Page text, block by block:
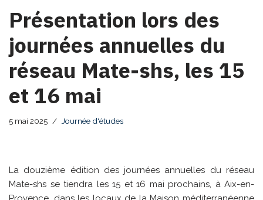
Présentation lors des
journées annuelles du
réseau Mate-shs, les 15
et 16 mai
5 mai 2025 Journée d'études
La douzième édition des journées annuelles du réseau
Mate-shs se tiendra les 15 et 16 mai prochains, à Aix-en-